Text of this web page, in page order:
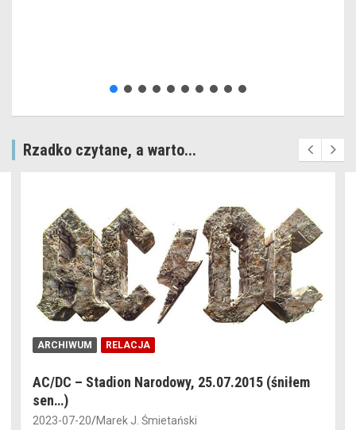
Rzadko czytane, a warto...
ARCHIWUM RELACJA
AC/DC – Stadion Narodowy, 25.07.2015 (śniłem
sen…)
2023-07-20 Marek J. Śmietański